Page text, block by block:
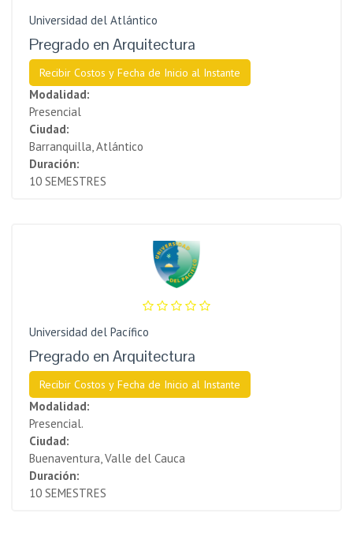
Universidad del Atlántico
Pregrado en Arquitectura
Recibir Costos y Fecha de Inicio al Instante
Modalidad:
Presencial
Ciudad:
Barranquilla, Atlántico
Duración:
10 SEMESTRES
Universidad del Pacífico
Pregrado en Arquitectura
Recibir Costos y Fecha de Inicio al Instante
Modalidad:
Presencial.
Ciudad:
Buenaventura, Valle del Cauca
Duración:
10 SEMESTRES